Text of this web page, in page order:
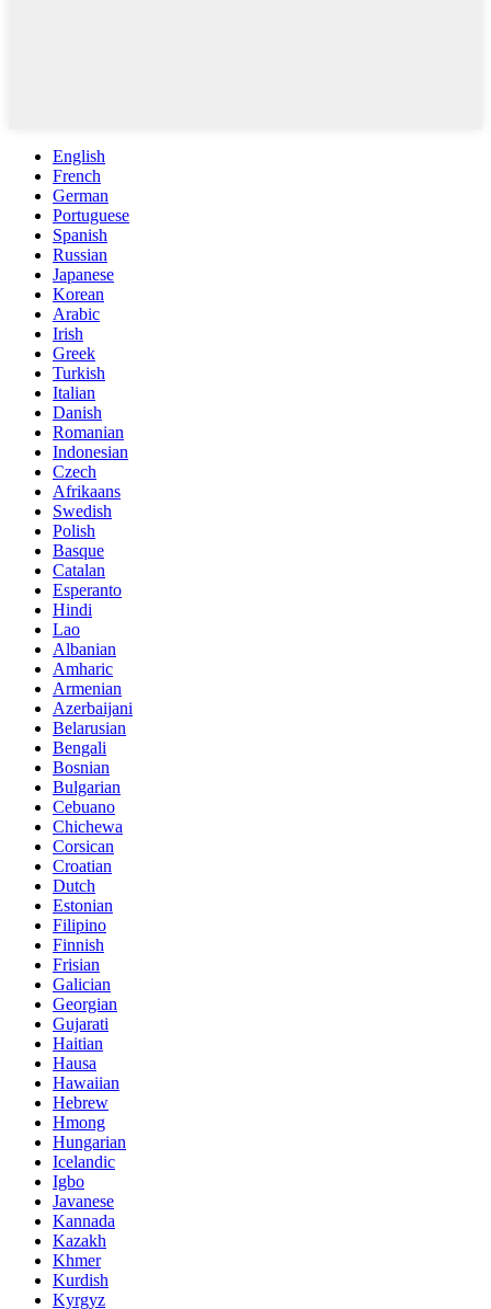
English
French
German
Portuguese
Spanish
Russian
Japanese
Korean
Arabic
Irish
Greek
Turkish
Italian
Danish
Romanian
Indonesian
Czech
Afrikaans
Swedish
Polish
Basque
Catalan
Esperanto
Hindi
Lao
Albanian
Amharic
Armenian
Azerbaijani
Belarusian
Bengali
Bosnian
Bulgarian
Cebuano
Chichewa
Corsican
Croatian
Dutch
Estonian
Filipino
Finnish
Frisian
Galician
Georgian
Gujarati
Haitian
Hausa
Hawaiian
Hebrew
Hmong
Hungarian
Icelandic
Igbo
Javanese
Kannada
Kazakh
Khmer
Kurdish
Kyrgyz